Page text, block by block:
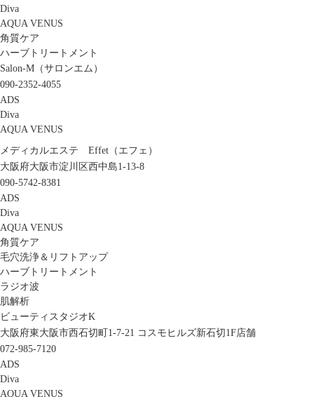
Diva
AQUA VENUS
角質ケア
ハーブトリートメント
Salon-M（サロンエム）
090-2352-4055
ADS
Diva
AQUA VENUS
メディカルエステ Effet（エフェ）
大阪府大阪市淀川区西中島1-13-8
090-5742-8381
ADS
Diva
AQUA VENUS
角質ケア
毛穴洗浄＆リフトアップ
ハーブトリートメント
ラジオ波
肌解析
ビューティスタジオK
大阪府東大阪市西石切町1-7-21 コスモヒルズ新石切1F店舗
072-985-7120
ADS
Diva
AQUA VENUS